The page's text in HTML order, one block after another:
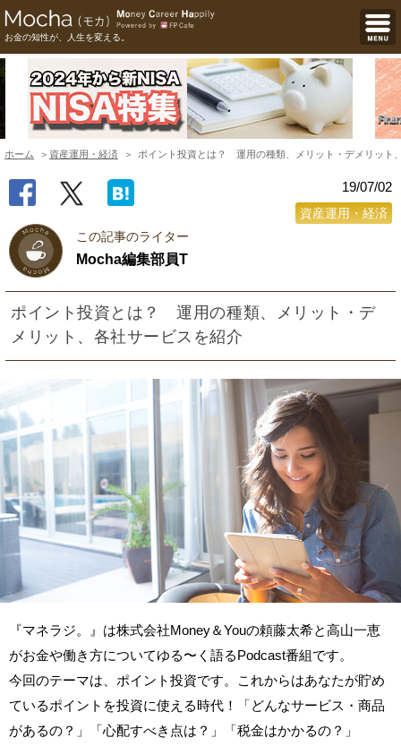
お金の知性が、人生を変える。
ホーム 資産運用・経済 ポイント投資とは？ 運用の種類、メリット・デメリット
19/07/02
資産運用・経済
この記事のライター
Mocha編集部員T
ポイント投資とは？ 運用の種類、メリット・デ
メリット、各社サービスを紹介
『マネラジ。』は株式会社Money＆Youの頼藤太希と高山一恵
がお金や働き方についてゆる〜く語るPodcast番組です。
今回のテーマは、ポイント投資です。これからはあなたが貯め
ているポイントを投資に使える時代！「どんなサービス・商品
があるの？」「心配すべき点は？」「税金はかかるの？」